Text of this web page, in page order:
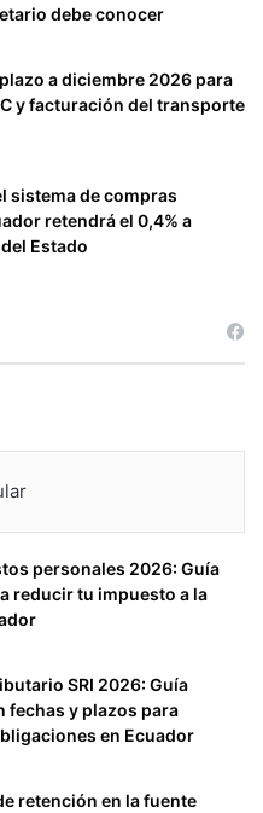
debe conocer
a diciembre 2026 para
y facturación del transporte
sistema de compras
retendrá el 0,4% a
Estado
personales 2026: Guía
reducir tu impuesto a la
SRI 2026: Guía
fechas y plazos para
en Ecuador
retención en la fuente